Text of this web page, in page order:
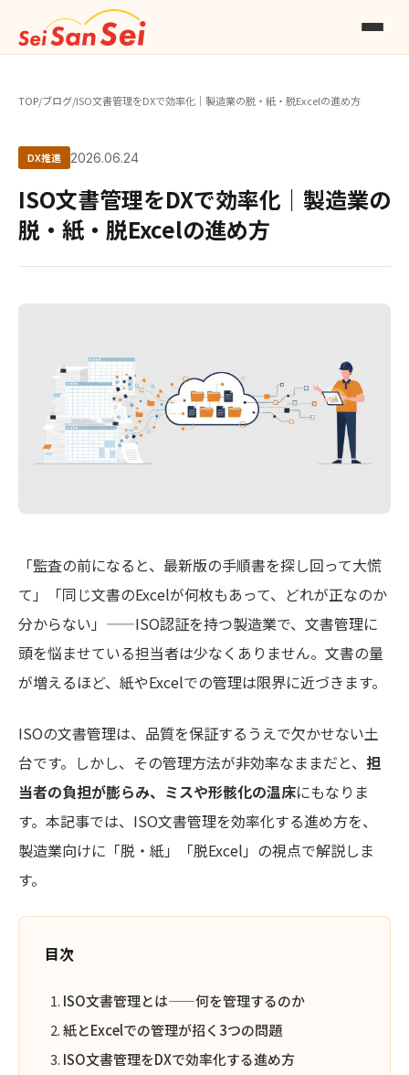
TOP/ブログ/ISO文書管理をDXで効率化｜製造業の脱・紙・脱Excelの進め方
DX推進 2026.06.24
ISO文書管理をDXで効率化｜製造業の
脱・紙・脱Excelの進め方
「監査の前になると、最新版の手順書を探し回って大慌
て」「同じ文書のExcelが何枚もあって、どれが正なのか
分からない」——ISO認証を持つ製造業で、文書管理に
頭を悩ませている担当者は少なくありません。文書の量
が増えるほど、紙やExcelでの管理は限界に近づきます。
ISOの文書管理は、品質を保証するうえで欠かせない土
台です。しかし、その管理方法が非効率なままだと、 担
当者の負担が膨らみ、ミスや形骸化の温床にもなりま
す。本記事では、ISO文書管理を効率化する進め方を、
製造業向けに「脱・紙」「脱Excel」の視点で解説しま
す。
目次
ISO文書管理とは——何を管理するのか
紙とExcelでの管理が招く3つの問題
ISO文書管理をDXで効率化する進め方